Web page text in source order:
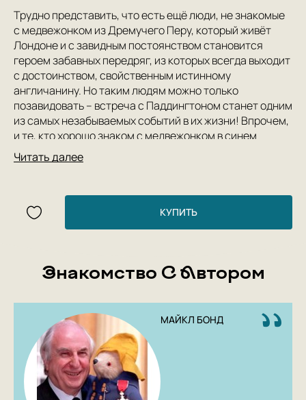
Трудно представить, что есть ещё люди, не знакомые
с медвежонком из Дремучего Перу, который живёт
Лондоне и с завидным постоянством становится
героем забавных передряг, из которых всегда выходит
с достоинством, свойственным истинному
англичанину. Но таким людям можно только
позавидовать – встреча с Паддингтоном станет одним
из самых незабываемых событий в их жизни! Впрочем,
и те, кто хорошо знаком с медвежонком в синем
пальтишке, не устают удивляться его житейской
мудрости и непоколебимой уверенности в себе.
неурядицу способен превратить в свой звёздный час!
К тому же Паддингтон успел побывать и самой что ни
на есть взаправдашней кинозвездой! Первый фильм о
насладиться премьерой второго фильма, где
Паддингтон блистал на экране в компании Хью Гранта
и Брендана Глисона!
В настоящее издание вошли три истории о
медвежонке Паддингтоне, и среди них впервые
выходящая на русском языке повесть «Медвежонок
Паддингтон и его звёздный час». И это последний
рассказ Майкла Бонда о медвежонке, полюбившемся
миллионам читателей и зрителей по всему миру.
Читать далее
КУПИТЬ
Знакомство С Автором
МАЙКЛ БОНД